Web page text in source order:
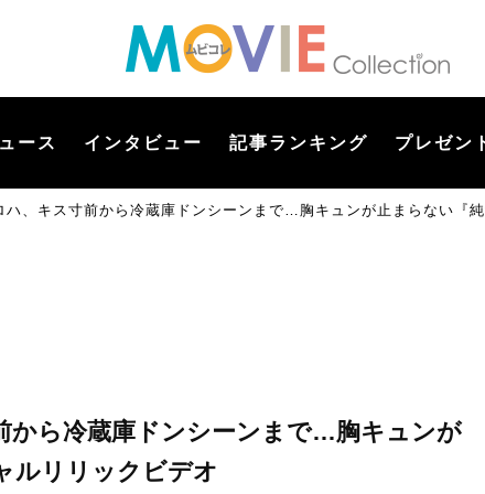
ース インタビュー 記事ランキング プレゼン
ハ、キス寸前から冷蔵庫ドンシーンまで…胸キュンが止まらない『
から冷蔵庫ドンシーンまで…胸キュンが
ルリリックビデオ